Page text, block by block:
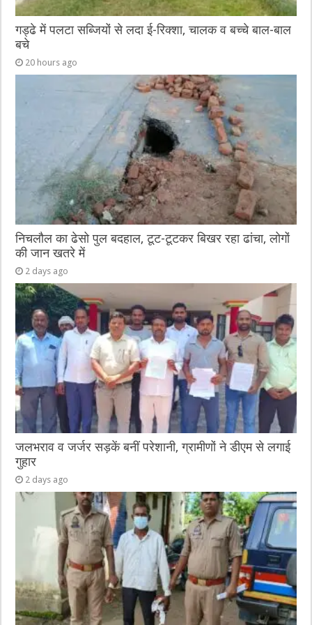
गड्ढे में पलटा सब्जियों से लदा ई-रिक्शा, चालक व बच्चे बाल-बाल
बचे
20 hours ago
निचलौल का ढेसो पुल बदहाल, टूट-टूटकर बिखर रहा ढांचा, लोगों
की जान खतरे में
2 days ago
जलभराव व जर्जर सड़कें बनीं परेशानी, ग्रामीणों ने डीएम से लगाई
गुहार
2 days ago